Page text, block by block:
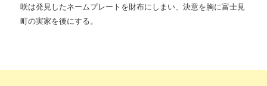
咲は発見したネームプレートを財布にしまい、決意を胸に富士見
町の実家を後にする。